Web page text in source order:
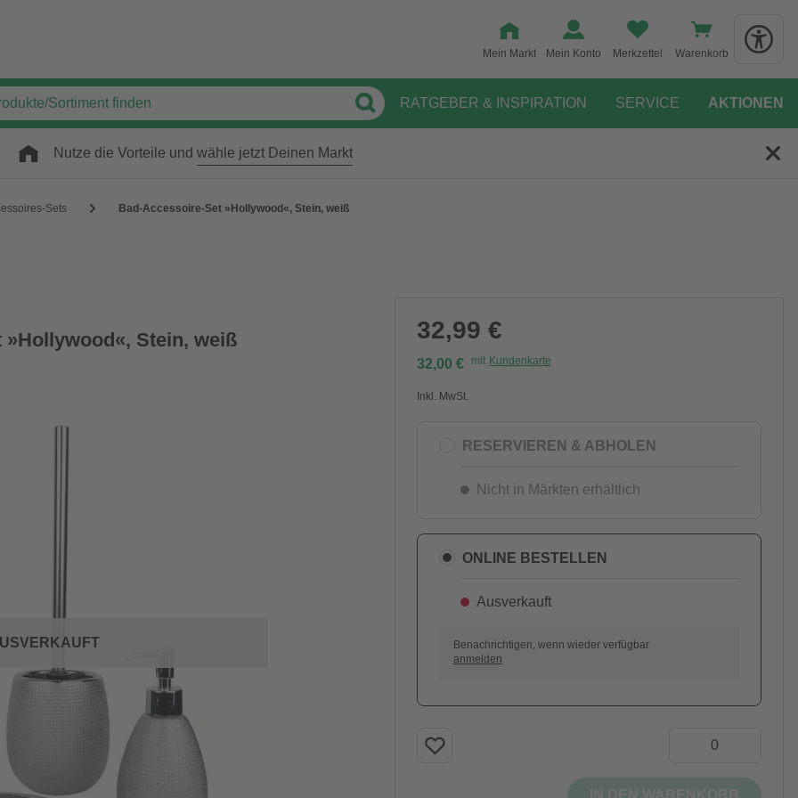
Mein Markt Mein Konto Merkzettel Warenkorb
RATGEBER & INSPIRATION SERVICE AKTIONEN
Nutze die Vorteile und wähle jetzt Deinen Markt
Sets Bad-Accessoire-Set »Hollywood«, Stein, weiß
Stein, weiß 32,99 €
32,00 € mit Kundenkarte
Inkl. MwSt.
RESERVIEREN & ABHOLEN
Nicht in Märkten erhältlich
ONLINE BESTELLEN
Ausverkauft
Benachrichtigen, wenn wieder verfügbar
anmelden